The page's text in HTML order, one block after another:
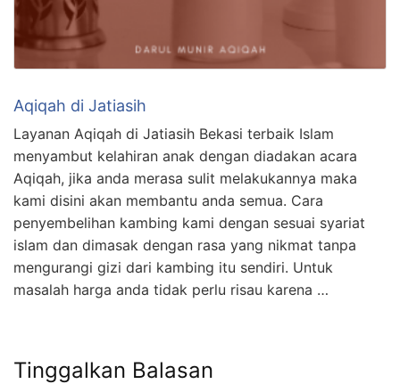
Aqiqah di Jatiasih
Layanan Aqiqah di Jatiasih Bekasi terbaik Islam
menyambut kelahiran anak dengan diadakan acara
Aqiqah, jika anda merasa sulit melakukannya maka
kami disini akan membantu anda semua. Cara
penyembelihan kambing kami dengan sesuai syariat
islam dan dimasak dengan rasa yang nikmat tanpa
mengurangi gizi dari kambing itu sendiri. Untuk
masalah harga anda tidak perlu risau karena …
Tinggalkan Balasan